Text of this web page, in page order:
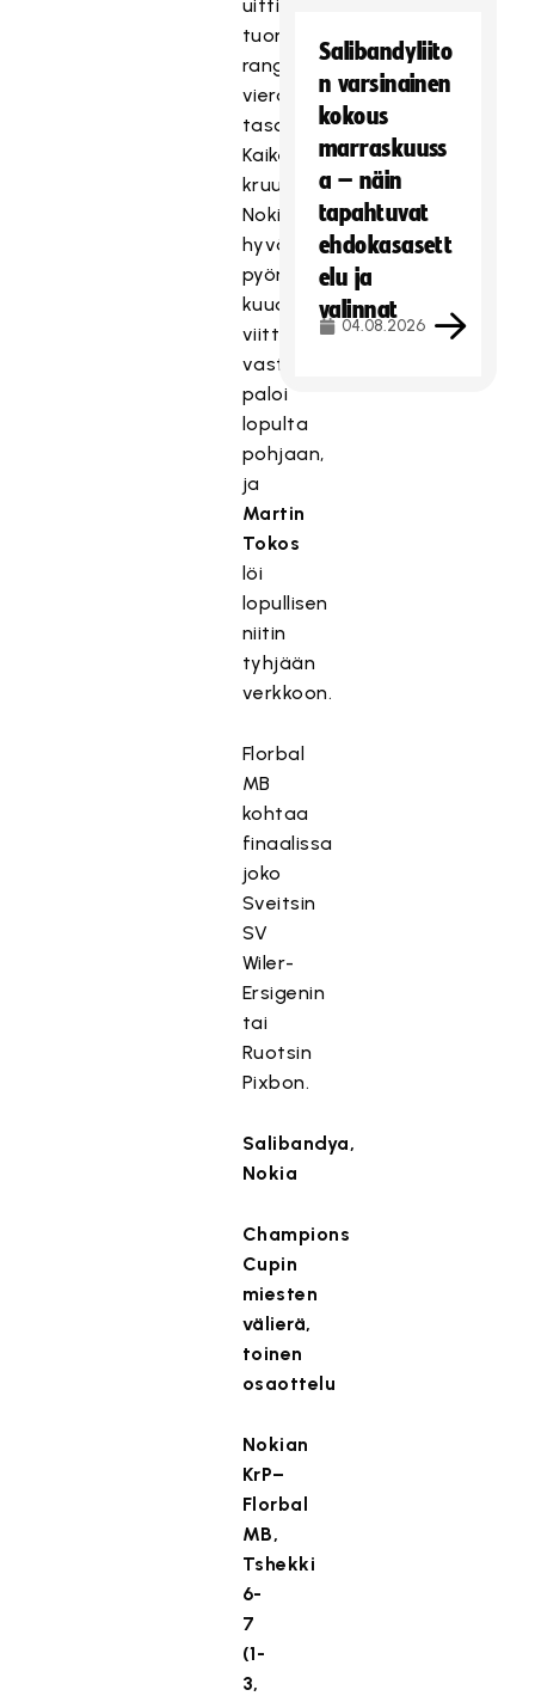
uitti
tuomitusta
rangaistuslaukauksesta
vieraat
tasoihin.
Kaiken
kruunuksi
Nokian
hyvä
pyöritys
kuudella
viittä
vastaan
paloi
lopulta
pohjaan,
ja
Martin
Tokos
löi
lopullisen
niitin
tyhjään
verkkoon.
Florbal
MB
kohtaa
finaalissa
joko
Sveitsin
SV
Wiler-
Ersigenin
tai
Ruotsin
Pixbon.
Salibandya,
Nokia
Champions
Cupin
miesten
välierä,
toinen
osaottelu
Nokian
KrP–
Florbal
MB,
Tshekki
6-
7
(1-
3,
Salibandyliito
n varsinainen
kokous
marraskuuss
a – näin
tapahtuvat
ehdokasasett
elu ja
valinnat
04.08.2026